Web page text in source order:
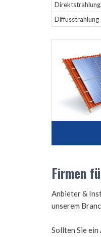
Direktstrahlung
Diffusstrahlung
Firmen
Anbieter &
unserem
Sollten Sie ein